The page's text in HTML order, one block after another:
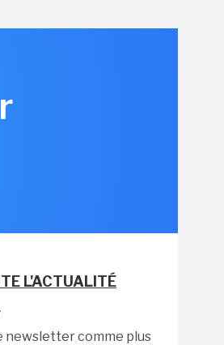
L'ACTUALITÉ
newsletter comme plus